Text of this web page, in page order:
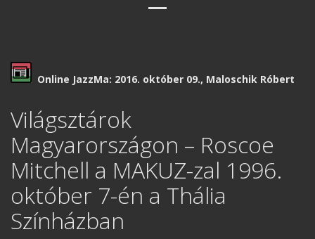
Online JazzMa: 2016. október 09., Maloschik Róbert
Világsztárok
Magyarországon – Roscoe
Mitchell a MAKUZ-zal 1996.
október 7-én a Thália
Színházban